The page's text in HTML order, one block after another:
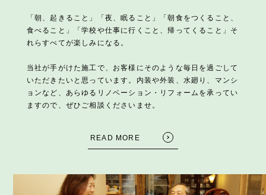
「朝、起きること」「夜、眠ること」「朝食をつくること、
食べること」「学校や仕事に行くこと、帰ってくること」そ
れらすべてが楽しみになる。
当社が手がけた施工で、お客様にそのような毎日を過ごして
いただきたいと思っています。内装や外装、水廻り、マンシ
ョンなど、あらゆるリノベーション・リフォームを承ってい
ますので、ぜひご相談くださいませ。
READ MORE